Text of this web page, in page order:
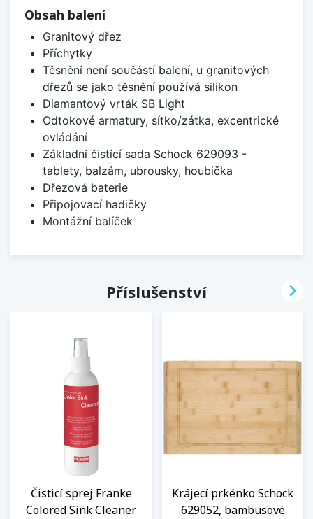
Obsah balení
Granitový dřez
Příchytky
Těsnění není součástí balení, u granitových
dřezů se jako těsnění používá silikon
Diamantový vrták SB Light
Odtokové armatury, sítko/zátka, excentrické
ovládání
Základní čistící sada Schock 629093 -
tablety, balzám, ubrousky, houbička
Dřezová baterie
Připojovací hadičky
Montážní balíček
Příslušenství
Čisticí sprej Franke
Colored Sink Cleaner
Krájecí prkénko Schock
629052, bambusové
